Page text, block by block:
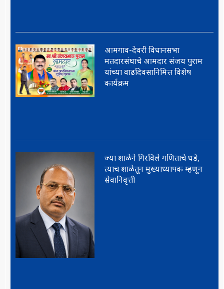
आमगाव-देवरी विधानसभा
मतदारसंघाचे आमदार संजय पुराम
यांच्या वाढदिवसानिमित्त विशेष
कार्यक्रम
ज्या शाळेने गिरविले गणिताचे धडे,
त्याच शाळेतून मुख्याध्यापक म्हणून
सेवानिवृत्ती